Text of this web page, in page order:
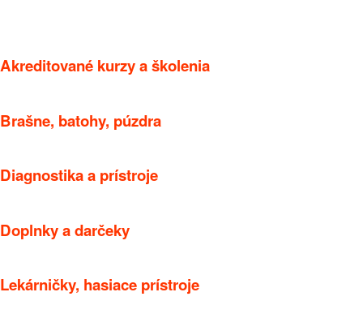
Akreditované kurzy a školenia
Brašne, batohy, púzdra
Diagnostika a prístroje
Doplnky a darčeky
Lekárničky, hasiace prístroje